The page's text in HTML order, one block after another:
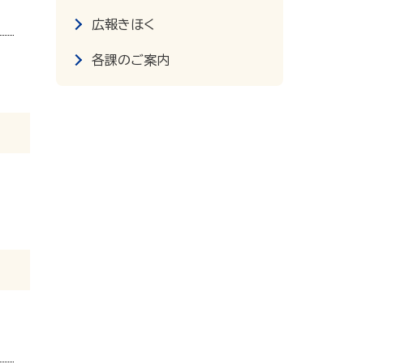
広報きほく
各課のご案内